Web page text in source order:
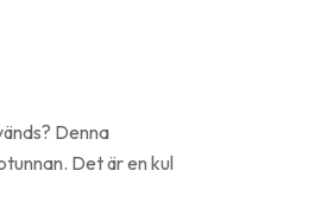
Denna
Det är en kul